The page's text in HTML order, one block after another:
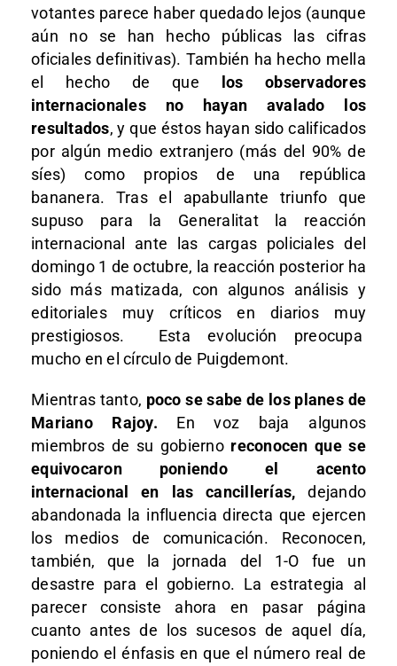
votantes parece haber quedado lejos (aunque
aún no se han hecho públicas las cifras
oficiales definitivas). También ha hecho mella
el hecho de que
los observadores
internacionales no hayan avalado los
resultados, y que éstos hayan sido calificados
por algún medio extranjero (más del 90% de
síes) como propios de una república
bananera. Tras el apabullante triunfo que
supuso para la Generalitat la reacción
internacional ante las cargas policiales del
domingo 1 de octubre, la reacción posterior ha
sido más matizada, con algunos análisis y
editoriales muy críticos en diarios muy
prestigiosos. Esta evolución preocupa
mucho en el círculo de Puigdemont.
Mientras tanto, poco se sabe de los planes de
Mariano Rajoy. En voz baja algunos
miembros de su gobiernoreconocen que se
equivocaron poniendo el acento
internacional en las cancillerías, dejando
abandonada la influencia directa que ejercen
los medios de comunicación. Reconocen,
también, que la jornada del 1-O fue un
desastre para el gobierno. La estrategia al
parecer consiste ahora en pasar página
cuanto antes de los sucesos de aquel día,
poniendo el énfasis en que el número real de